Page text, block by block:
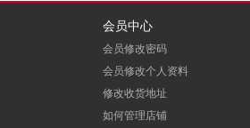
会员中心
会员修改密码
会员修改个人资料
修改收货地址
如何管理店铺